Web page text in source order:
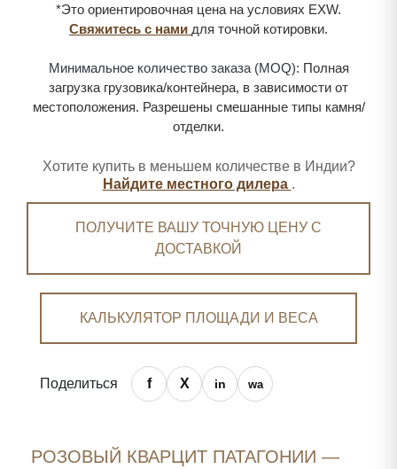
*Это ориентировочная цена на условиях EXW.
Свяжитесь с нами для точной котировки.
Минимальное количество заказа (MOQ): Полная
загрузка грузовика/контейнера, в зависимости от
местоположения. Разрешены смешанные типы камня/
отделки.
Хотите купить в меньшем количестве в Индии?
Найдите местного дилера .
ПОЛУЧИТЕ ВАШУ ТОЧНУЮ ЦЕНУ С
ДОСТАВКОЙ
КАЛЬКУЛЯТОР ПЛОЩАДИ И ВЕСА
Поделиться
РОЗОВЫЙ КВАРЦИТ ПАТАГОНИИ —